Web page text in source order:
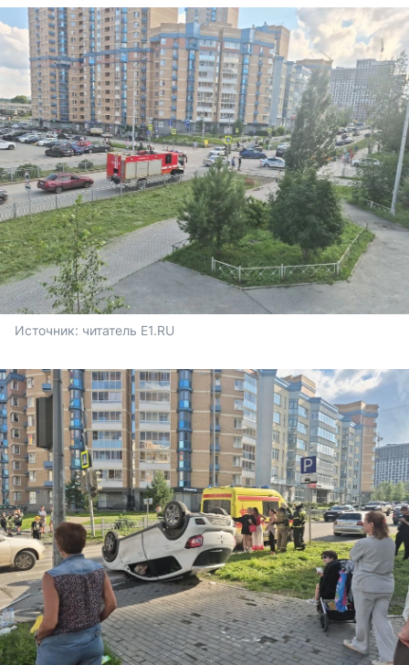
Источник: читатель E1.RU